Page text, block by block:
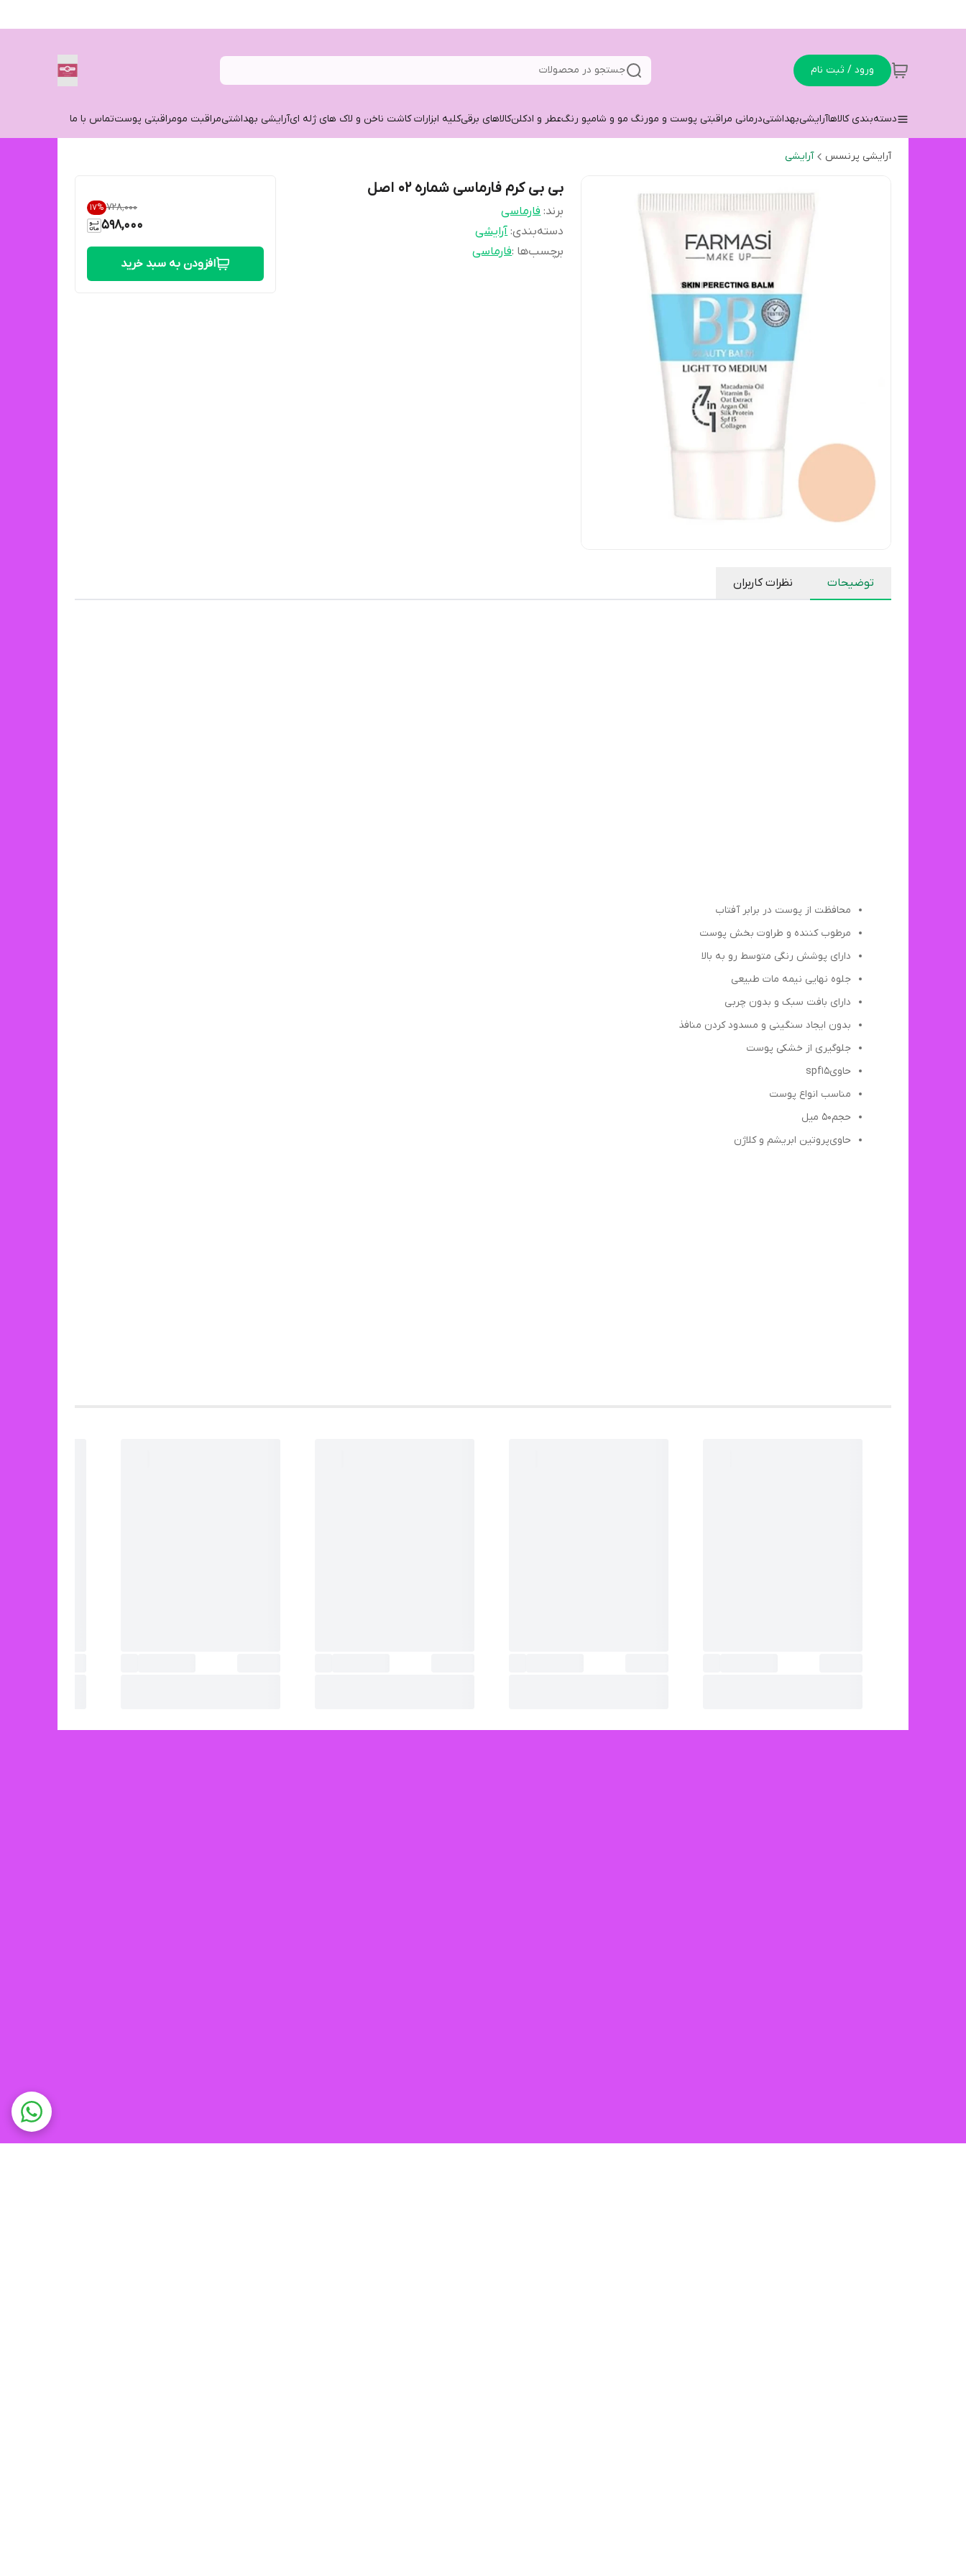
ورود / ثبت نام جستجو در محصولات
دسته‌بندی کالاهاآرایشیبهداشتیدرمانی مراقبتی پوست و مورنگ مو و شامپو رنگعطر و ادکلنکالاهای برقیکلیه ابزارات کاشت ناخن و لاک های ژله ایآرایشی بهداشتیمراقبت مومراقبتی پوستتماس با ما
آرایشی پرنسس آرایشی
بی بی کرم فارماسی شماره ۰۲ اصل
برند: فارماسی
دسته‌بندی:آرایشی
برچسب‌ها :فارماسی
۷۲۸٬۰۰۰ 17%
598,000
افزودن به سبد خرید
توضیحات نظرات کاربران
محافظت از پوست در برابر آفتاب
مرطوب کننده و طراوت بخش پوست
دارای پوشش رنگی متوسط رو به بالا
جلوه نهایی نیمه مات طبیعی
دارای بافت سبک و بدون چربی
بدون ایجاد سنگینی و مسدود کردن منافذ
جلوگیری از خشکی پوست
حاوی‌spf15
مناسب انواع پوست
حجم‌۵۰ میل
حاوی‌پروتین‌ ابریشم و کلاژن